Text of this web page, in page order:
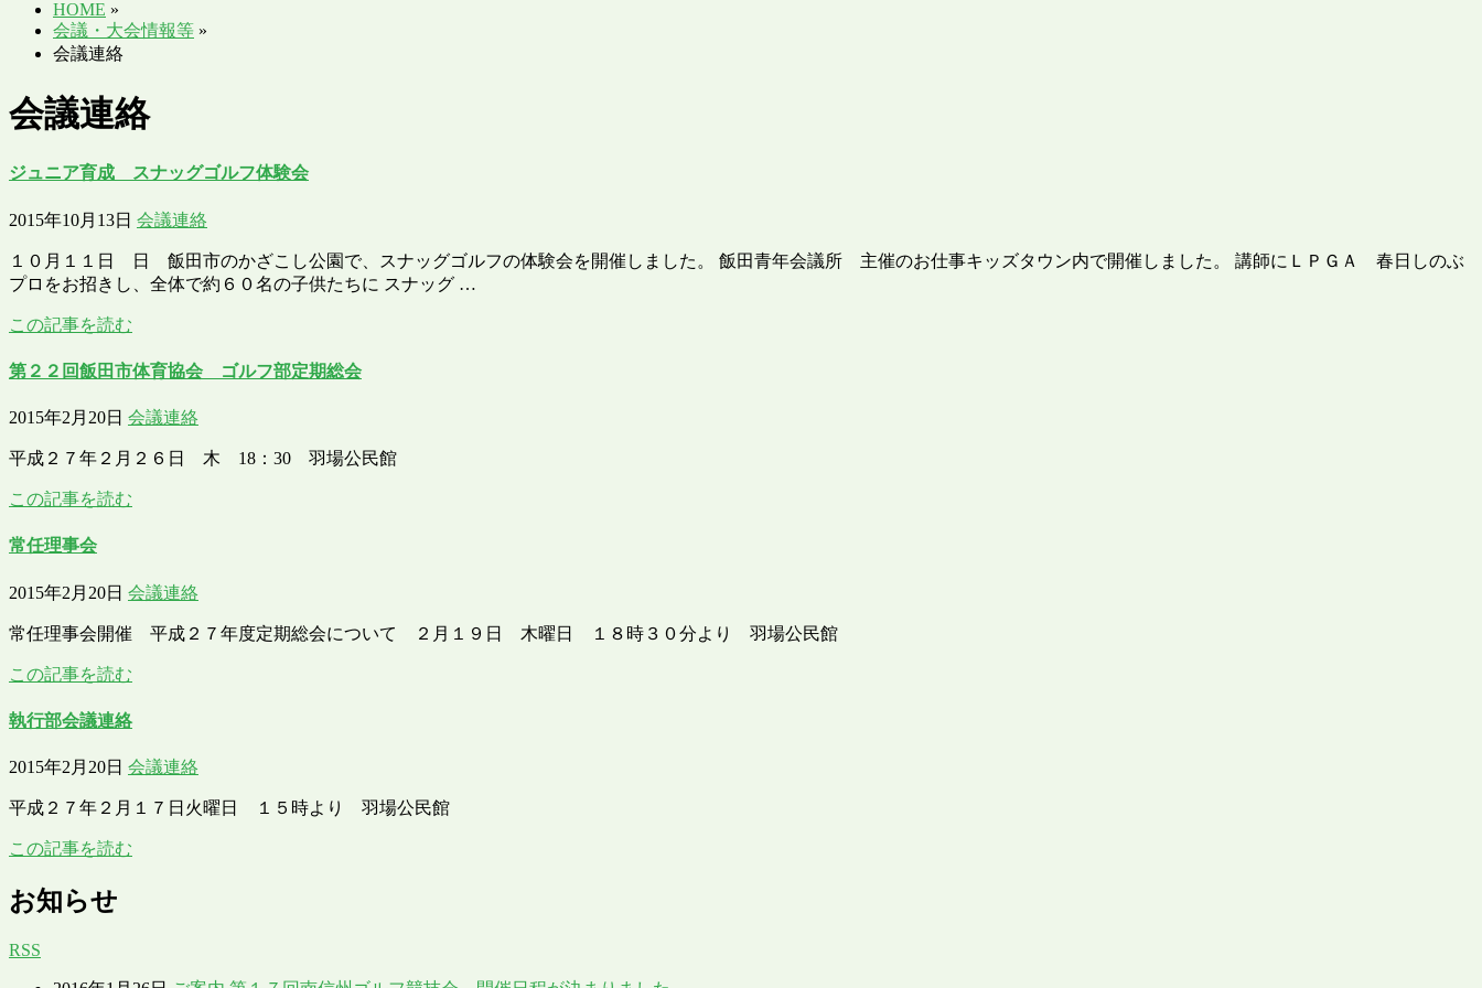
HOME »
会議・大会情報等 »
会議連絡
会議連絡
ジュニア育成 スナッグゴルフ体験会
2015年10月13日 会議連絡
１０月１１日 日 飯田市のかざこし公園で、スナッグゴルフの体験会を開催しました。 飯田青年会議所 主催のお仕事キッズタウン内で開催しました。 講師にＬＰＧＡ 春日しのぶ
プロをお招きし、全体で約６０名の子供たちに スナッグ …
この記事を読む
第２２回飯田市体育協会 ゴルフ部定期総会
2015年2月20日 会議連絡
平成２７年２月２６日 木 18：30 羽場公民館
この記事を読む
常任理事会
2015年2月20日 会議連絡
常任理事会開催 平成２７年度定期総会について ２月１９日 木曜日 １８時３０分より 羽場公民館
この記事を読む
執行部会議連絡
2015年2月20日 会議連絡
平成２７年２月１７日火曜日 １５時より 羽場公民館
この記事を読む
お知らせ
RSS